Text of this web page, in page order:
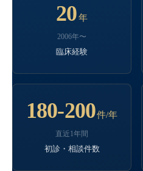
20年
2006年〜
臨床経験
180-200件/年
直近1年間
初診・相談件数